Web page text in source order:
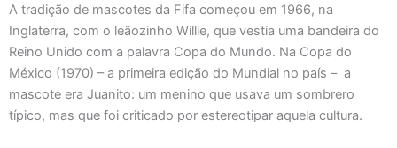
A tradição de mascotes da Fifa começou em 1966, na
Inglaterra, com o leãozinho Willie, que vestia uma bandeira do
Reino Unido com a palavra Copa do Mundo. Na Copa do
México (1970) – a primeira edição do Mundial no país – a
mascote era Juanito: um menino que usava um sombrero
típico, mas que foi criticado por estereotipar aquela cultura.